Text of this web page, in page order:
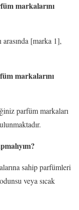
markalarını
[marka 1],
markalarını
parfüm markaları
sahip parfümleri
veya sıcak